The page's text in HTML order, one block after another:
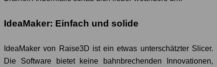
IdeaMaker: Einfach und solide
IdeaMaker von Raise3D ist ein etwas unterschätzter Slicer.
Die Software bietet keine bahnbrechenden Innovationen,